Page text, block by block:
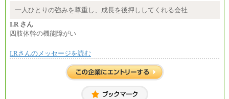
月給：250,000円～400,000円
一人ひとりの強みを尊重し、成長を後押ししてくれる会社
I.R さん
四肢体幹の機能障がい
I.Rさんのメッセージを読む